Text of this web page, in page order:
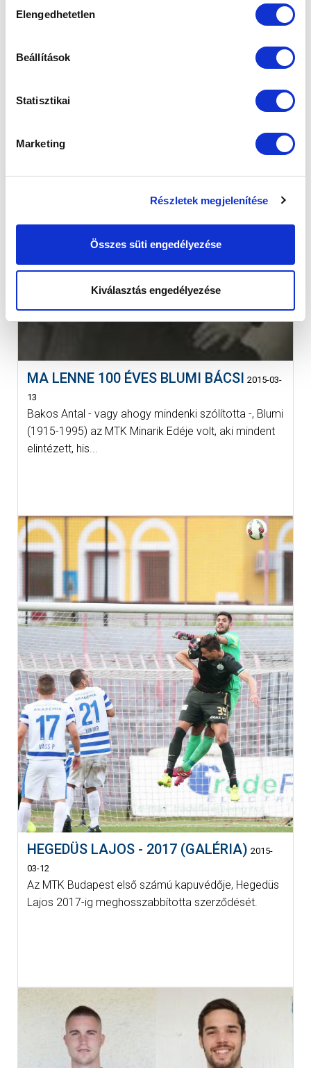
kiválasztása
Elengedhetetlen
Beállítások
Statisztikai
Marketing
Részletek megjelenítése
Összes süti engedélyezése
Kiválasztás engedélyezése
MA LENNE 100 ÉVES BLUMI BÁCSI 2015-03-
13
Bakos Antal - vagy ahogy mindenki szólította -, Blumi
(1915-1995) az MTK Minarik Edéje volt, aki mindent
elintézett, his...
HEGEDÜS LAJOS - 2017 (GALÉRIA) 2015-
03-12
Az MTK Budapest első számú kapuvédője, Hegedüs
Lajos 2017-ig meghosszabbította szerződését.